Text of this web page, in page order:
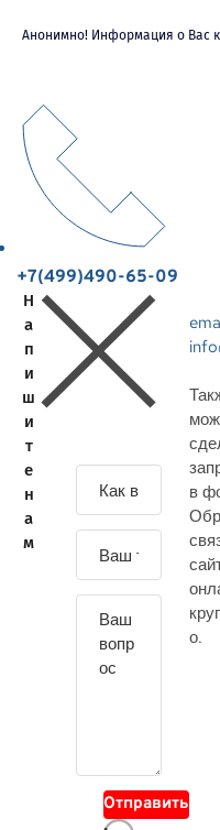
Анонимно! Информация о Вас
+7(499)490-65-09
Н
а
п
и
ш
и
т
е
н
а
м
Отправить
в
о.